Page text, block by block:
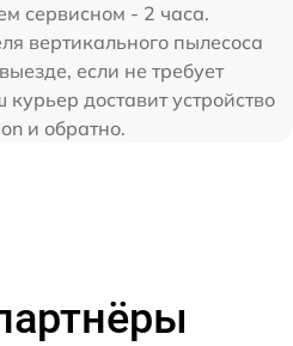
сервисном - 2 часа.
вертикального пылесоса
если не требует
доставит устройство
и обратно.